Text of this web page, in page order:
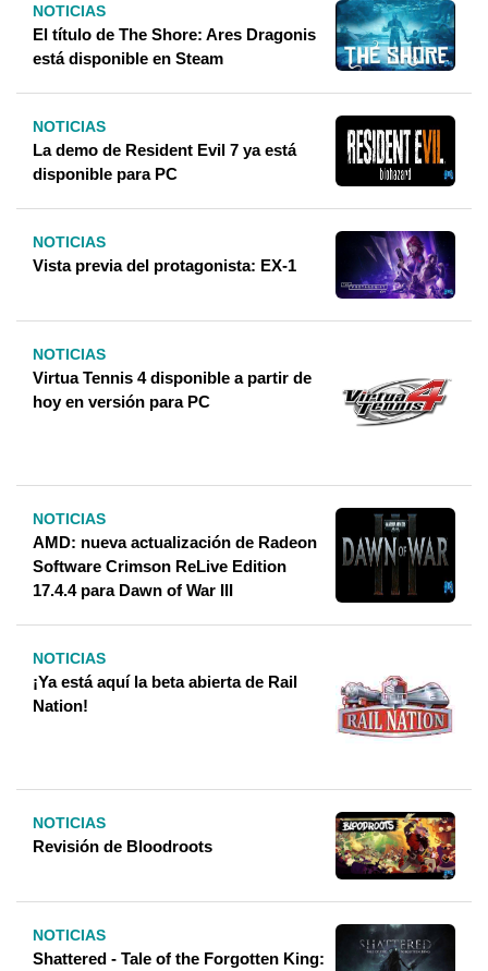
NOTICIAS
El título de The Shore: Ares Dragonis
está disponible en Steam
NOTICIAS
La demo de Resident Evil 7 ya está
disponible para PC
NOTICIAS
Vista previa del protagonista: EX-1
NOTICIAS
Virtua Tennis 4 disponible a partir de
hoy en versión para PC
NOTICIAS
AMD: nueva actualización de Radeon
Software Crimson ReLive Edition
17.4.4 para Dawn of War III
NOTICIAS
¡Ya está aquí la beta abierta de Rail
Nation!
NOTICIAS
Revisión de Bloodroots
NOTICIAS
Shattered - Tale of the Forgotten King: